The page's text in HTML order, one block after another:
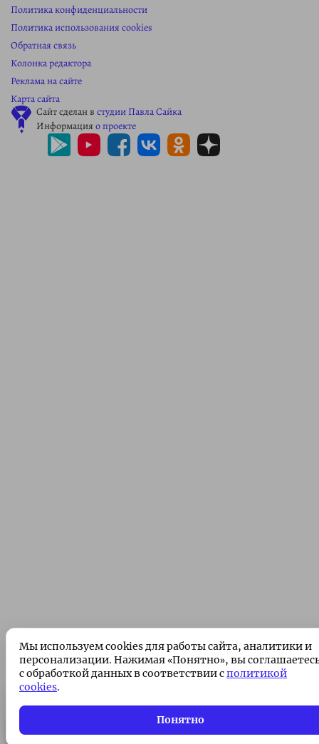
Политика конфиденциальности
Политика использования cookies
Обратная связь
Колонка редактора
Реклама на сайте
Карта сайта
Сайт сделан в студии Павла Сайка
Информация о проекте
Подписка без рекламы 🌟
Всего 49 ₽/месяц. Поддержите проект!
Мы используем cookies для работы сайта, аналитики и
персонализации. Нажимая «Понятно», вы
с обработкой данных в соответствии сполитикой
cookies.
Понятно